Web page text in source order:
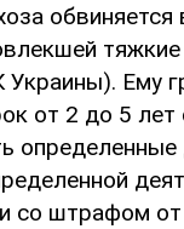
обвиняется
Украины). Ему
от 2 до 5
со штрафом